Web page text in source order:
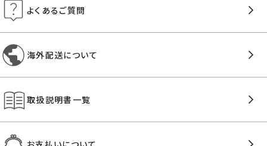
よくあるご質問
海外配送について
取扱説明書一覧